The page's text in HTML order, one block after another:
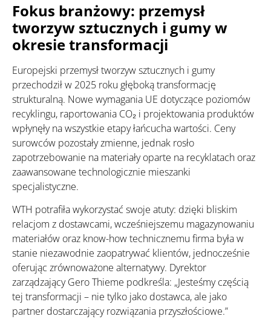
Fokus branżowy: przemysł
tworzyw sztucznych i gumy w
okresie transformacji
Europejski przemysł tworzyw sztucznych i gumy
przechodził w 2025 roku głęboką transformację
strukturalną. Nowe wymagania UE dotyczące poziomów
recyklingu, raportowania CO₂ i projektowania produktów
wpłynęły na wszystkie etapy łańcucha wartości. Ceny
surowców pozostały zmienne, jednak rosło
zapotrzebowanie na materiały oparte na recyklatach oraz
zaawansowane technologicznie mieszanki
specjalistyczne.
WTH potrafiła wykorzystać swoje atuty: dzięki bliskim
relacjom z dostawcami, wcześniejszemu magazynowaniu
materiałów oraz know-how technicznemu firma była w
stanie niezawodnie zaopatrywać klientów, jednocześnie
oferując zrównoważone alternatywy. Dyrektor
zarządzający Gero Thieme podkreśla: „Jesteśmy częścią
tej transformacji – nie tylko jako dostawca, ale jako
partner dostarczający rozwiązania przyszłościowe.”